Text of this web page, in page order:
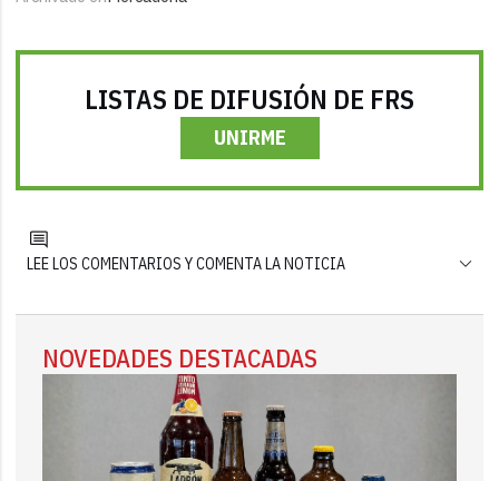
LISTAS DE DIFUSIÓN DE FRS
UNIRME
LEE LOS COMENTARIOS Y COMENTA LA NOTICIA
NOVEDADES DESTACADAS